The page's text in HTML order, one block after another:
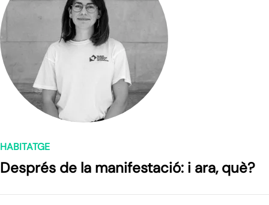
HABITATGE
Després de la manifestació: i ara, què?